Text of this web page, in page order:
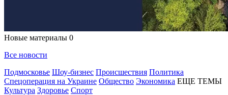
Новые материалы 0
Все новости
Подмосковье Шоу-бизнес Происшествия Политика
Спецоперация на Украине Общество Экономика ЕЩЕ ТЕМЫ
Культура Здоровье Спорт